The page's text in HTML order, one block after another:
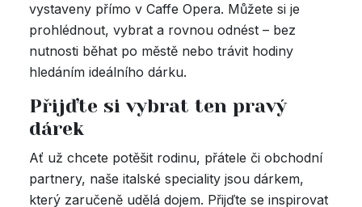
vystaveny přímo v Caffe Opera. Můžete si je
prohlédnout, vybrat a rovnou odnést – bez
nutnosti běhat po městě nebo trávit hodiny
hledáním ideálního dárku.
Přijďte si vybrat ten pravý
dárek
Ať už chcete potěšit rodinu, přátele či obchodní
partnery, naše italské speciality jsou dárkem,
který zaručeně udělá dojem. Přijďte se inspirovat